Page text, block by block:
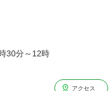
30分～12時
アクセス